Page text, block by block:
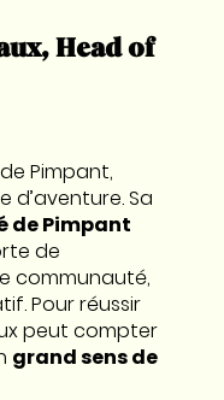
Head of
Pimpant,
Sa
de Pimpant
de
communauté,
Pour réussir
peut compter
grand sens de